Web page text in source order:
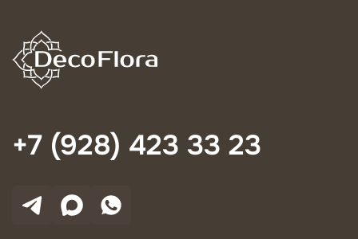
+7 (928) 423 33 23